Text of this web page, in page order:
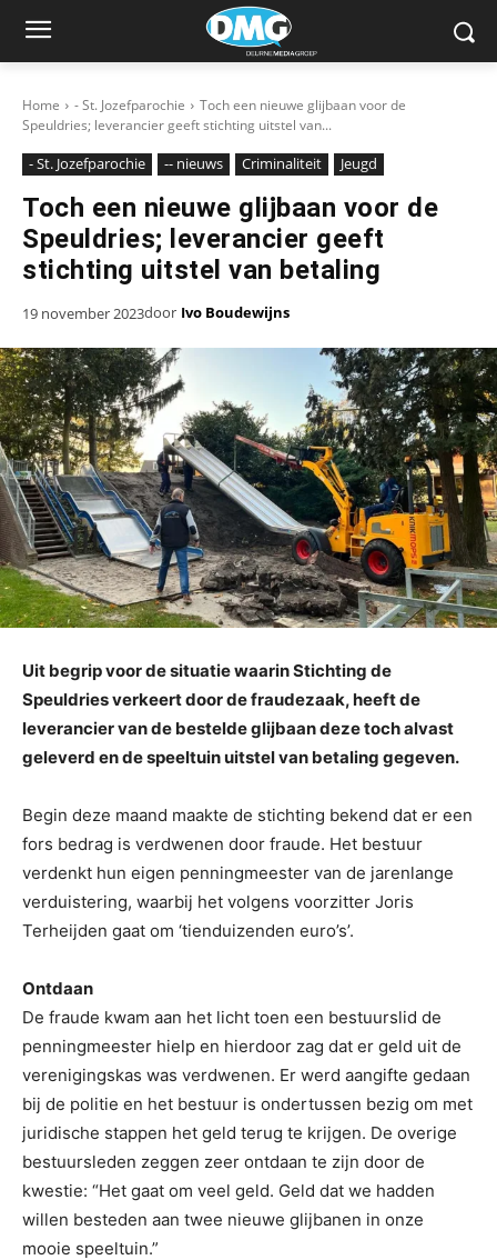
Home - St. Jozefparochie
Toch een nieuwe glijbaan voor de
Speuldries; leverancier geeft stichting uitstel van...
- St. Jozefparochie -- nieuws Criminaliteit Jeugd
Toch een nieuwe glijbaan voor de
Speuldries; leverancier geeft
stichting uitstel van betaling
19 november 2023door Ivo Boudewijns
Uit begrip voor de situatie waarin Stichting de
Speuldries verkeert door de fraudezaak, heeft de
leverancier van de bestelde glijbaan deze toch alvast
geleverd en de speeltuin uitstel van betaling gegeven.
Begin deze maand maakte de stichting bekend dat er een
fors bedrag is verdwenen door fraude. Het bestuur
verdenkt hun eigen penningmeester van de jarenlange
verduistering, waarbij het volgens voorzitter Joris
Terheijden gaat om ‘tienduizenden euro’s’.
Ontdaan
De fraude kwam aan het licht toen een bestuurslid de
penningmeester hielp en hierdoor zag dat er geld uit de
verenigingskas was verdwenen. Er werd aangifte gedaan
bij de politie en het bestuur is ondertussen bezig om met
juridische stappen het geld terug te krijgen. De overige
bestuursleden zeggen zeer ontdaan te zijn door de
kwestie: “Het gaat om veel geld. Geld dat we hadden
willen besteden aan twee nieuwe glijbanen in onze
mooie speeltuin.”